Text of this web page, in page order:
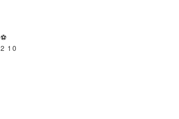
⚽
2 1 0